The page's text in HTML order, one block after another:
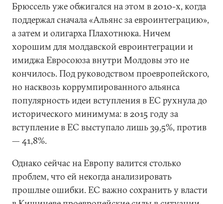
Брюссель уже обжигался на этом в 2010-х, когда
поддержал сначала «Альянс за евроинтеграцию»,
а затем и олигарха Плахотнюка. Ничем
хорошим для молдавской евроинтеграции и
имиджа Евросоюза внутри Молдовы это не
кончилось. Под руководством проевропейского,
но насквозь коррумпированного альянса
популярность идеи вступления в ЕС рухнула до
исторического минимума: в 2015 году за
вступление в ЕС выступало лишь 39,5%, против
— 41,8%.
Однако сейчас на Европу валится столько
проблем, что ей некогда анализировать
прошлые ошибки. ЕС важно сохранить у власти